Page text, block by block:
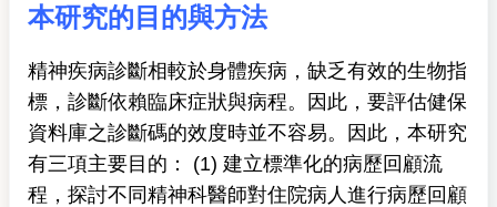
本研究的目的與方法
精神疾病診斷相較於身體疾病，缺乏有效的生物指
標，診斷依賴臨床症狀與病程。因此，要評估健保
資料庫之診斷碼的效度時並不容易。因此，本研究
有三項主要目的： (1) 建立標準化的病歷回顧流
程，探討不同精神科醫師對住院病人進行病歷回顧